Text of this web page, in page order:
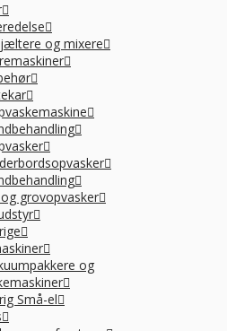
og mixere
grovopvasker
og
Små-el